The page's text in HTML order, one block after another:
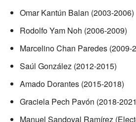
Omar Kantún Balan (2003-2006)
Rodolfo Yam Noh (2006-2009)
Marcelino Chan Paredes (2009-
Saúl González (2012-2015)
Amado Dorantes (2015-2018)
Graciela Pech Pavón (2018-
Manuel Sandoval Ramírez